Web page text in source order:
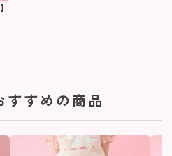
すすめの商品